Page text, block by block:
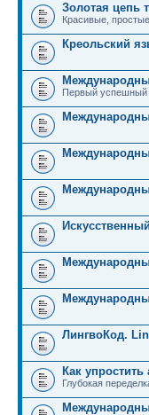
Золотая цепь
Красивые,
Креольский
Первый успешный
ЛингвоКод.
Как
Глубокая